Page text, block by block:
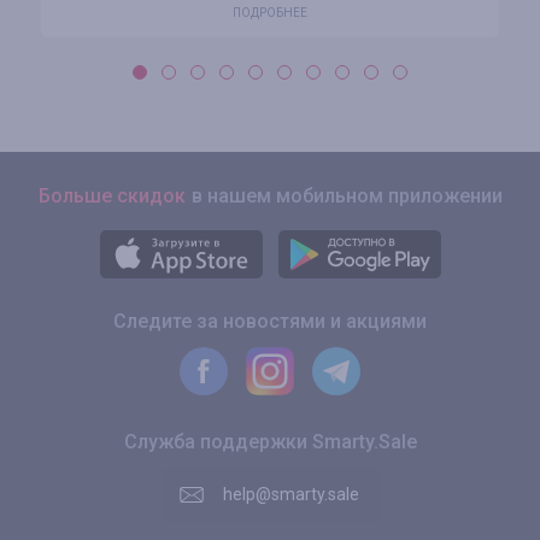
ПОДРОБНЕЕ
Больше скидок в нашем мобильном приложении
Следите за новостями и акциями
Служба поддержки Smarty.Sale
help@smarty.sale